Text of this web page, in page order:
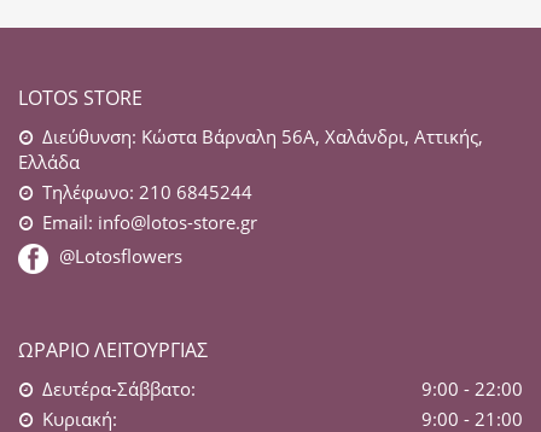
LOTOS STORE
Διεύθυνση: Κώστα Βάρναλη 56Α, Χαλάνδρι, Αττικής,
Ελλάδα
Τηλέφωνο: 210 6845244
Email: info@lotos-store.gr
@Lotosflowers
ΩΡΆΡΙΟ ΛΕΙΤΟΥΡΓΊΑΣ
Δευτέρα-Σάββατο:
9:00 - 22:00
Κυριακή:
9:00 - 21:00